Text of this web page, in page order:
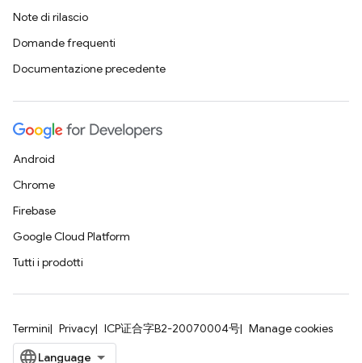
Note di rilascio
Domande frequenti
Documentazione precedente
Android
Chrome
Firebase
Google Cloud Platform
Tutti i prodotti
Termini Privacy ICP证合字B2-20070004号 Manage cookies